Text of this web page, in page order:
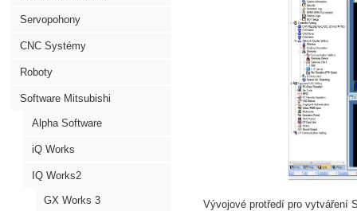
Servopohony
CNC Systémy
Roboty
Software Mitsubishi
Alpha Software
iQ Works
IQ Works2
GX Works 3 Vývojové protředí pro vytváření